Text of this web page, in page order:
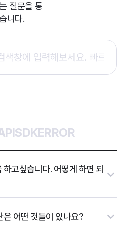
질문을 통
니다.
SDKERROR
고싶습니다. 어떻게 하면 되
은 어떤 것들이 있나요?